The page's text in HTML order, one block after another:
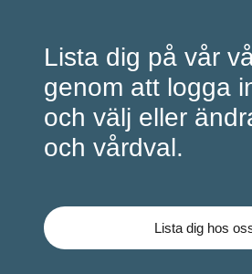
Lista dig på vår
genom att logga
och välj eller
och vårdval.
Lista dig hos